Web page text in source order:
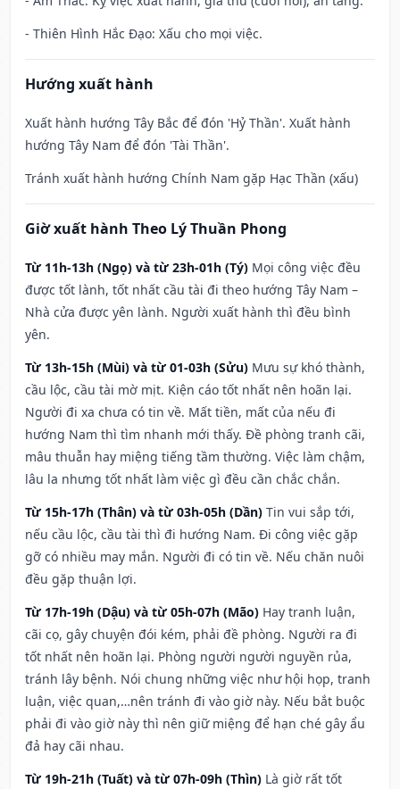
- Thiên Hình Hắc Đạo: Xấu cho mọi việc.
Hướng xuất hành
Xuất hành hướng Tây Bắc để đón 'Hỷ Thần'. Xuất hành
hướng Tây Nam để đón 'Tài Thần'.
Tránh xuất hành hướng Chính Nam gặp Hạc Thần (xấu)
Giờ xuất hành Theo Lý Thuần Phong
Từ 11h-13h (Ngọ) và từ 23h-01h (Tý) Mọi công việc đều
được tốt lành, tốt nhất cầu tài đi theo hướng Tây Nam –
Nhà cửa được yên lành. Người xuất hành thì đều bình
yên.
Từ 13h-15h (Mùi) và từ 01-03h (Sửu) Mưu sự khó thành,
cầu lộc, cầu tài mờ mịt. Kiện cáo tốt nhất nên hoãn lại.
Người đi xa chưa có tin về. Mất tiền, mất của nếu đi
hướng Nam thì tìm nhanh mới thấy. Đề phòng tranh cãi,
mâu thuẫn hay miệng tiếng tầm thường. Việc làm chậm,
lâu la nhưng tốt nhất làm việc gì đều cần chắc chắn.
Từ 15h-17h (Thân) và từ 03h-05h (Dần) Tin vui sắp tới,
nếu cầu lộc, cầu tài thì đi hướng Nam. Đi công việc gặp
gỡ có nhiều may mắn. Người đi có tin về. Nếu chăn nuôi
đều gặp thuận lợi.
Từ 17h-19h (Dậu) và từ 05h-07h (Mão) Hay tranh luận,
cãi cọ, gây chuyện đói kém, phải đề phòng. Người ra đi
tốt nhất nên hoãn lại. Phòng người người nguyền rủa,
tránh lây bệnh. Nói chung những việc như hội họp, tranh
luận, việc quan,…nên tránh đi vào giờ này. Nếu bắt buộc
phải đi vào giờ này thì nên giữ miệng để hạn ché gây ẩu
đả hay cãi nhau.
Từ 19h-21h (Tuất) và từ 07h-09h (Thìn) Là giờ rất tốt